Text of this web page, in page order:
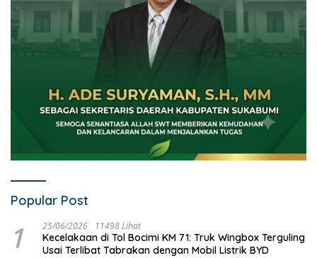
Popular Post
1 25/06/2026 11498 Lihat
Kecelakaan di Tol Bocimi KM 71: Truk Wingbox Terguling
Usai Terlibat Tabrakan dengan Mobil Listrik BYD